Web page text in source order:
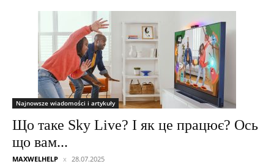
Najnowsze wiadomości i artykuły
Що таке Sky Live? І як це працює? Ось
що вам...
MAXWELHELP 28.07.2025